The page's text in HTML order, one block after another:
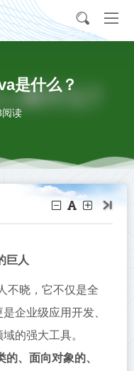
是什么？
阅读
巨人
不晓，它不仅是全
企业级应用开发、
的强大工具。
、面向对象的、